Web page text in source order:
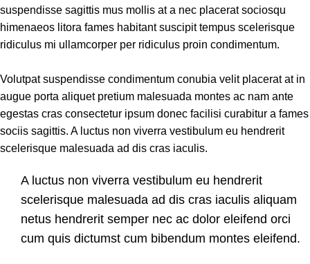
suspendisse sagittis mus mollis at a nec placerat sociosqu
himenaeos litora fames habitant suscipit tempus scelerisque
ridiculus mi ullamcorper per ridiculus proin condimentum.
Volutpat suspendisse condimentum conubia velit placerat at in
augue porta aliquet pretium malesuada montes ac nam ante
egestas cras consectetur ipsum donec facilisi curabitur a fames
sociis sagittis. A luctus non viverra vestibulum eu hendrerit
scelerisque malesuada ad dis cras iaculis.
A luctus non viverra vestibulum eu hendrerit
scelerisque malesuada ad dis cras iaculis aliquam
netus hendrerit semper nec ac dolor eleifend orci
cum quis dictumst cum bibendum montes eleifend.